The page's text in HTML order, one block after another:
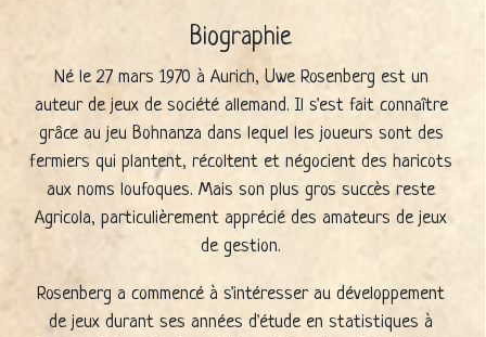
Biographie
Né le 27 mars 1970 à Aurich, Uwe Rosenberg est un
auteur de jeux de société allemand. Il s'est fait connaître
grâce au jeu Bohnanza dans lequel les joueurs sont des
fermiers qui plantent, récoltent et négocient des haricots
aux noms loufoques. Mais son plus gros succès reste
Agricola, particulièrement apprécié des amateurs de jeux
de gestion.
Rosenberg a commencé à s'intéresser au développement
de jeux durant ses années d'étude en statistiques à